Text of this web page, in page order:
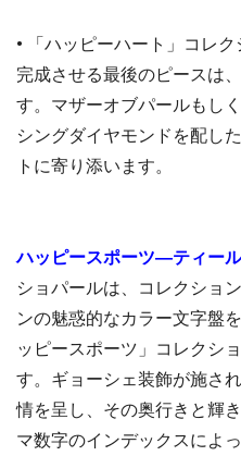
• 「ハッピーハート」コレ
完成させる最後のピースは
す。マザーオブパールもし
シングダイヤモンドを配し
トに寄り添います。
ハッピースポーツ―ティー
ショパールは、コレクショ
ンの魅惑的なカラー文字盤
ッピースポーツ」コレクシ
す。ギョーシェ装飾が施さ
情を呈し、その奥行きと輝
マ数字のインデックスによ